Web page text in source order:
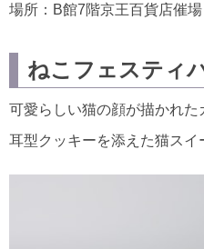
場所：B館7階京王百貨店催場
ねこフェスティ
可愛らしい猫の顔が描かれ
耳型クッキーを添えた猫スイ